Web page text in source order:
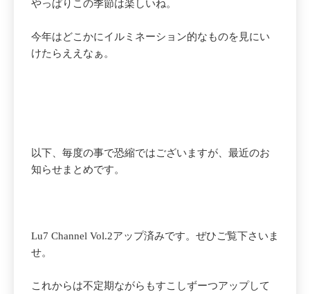
やっぱりこの季節は楽しいね。
今年はどこかにイルミネーション的なものを見にい
けたらええなぁ。
以下、毎度の事で恐縮ではございますが、最近のお
知らせまとめです。
Lu7 Channel Vol.2アップ済みです。ぜひご覧下さいま
せ。
これからは不定期ながらもすこしずーつアップして